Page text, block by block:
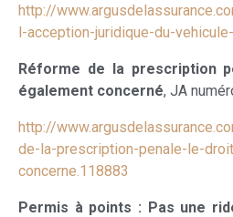
http://
l-acception-juridique-du-
Réforme de la prescription
également concerné, JA
http://
de-la-prescription-penale-le-
concerne.118883
Permis à points : Pas une